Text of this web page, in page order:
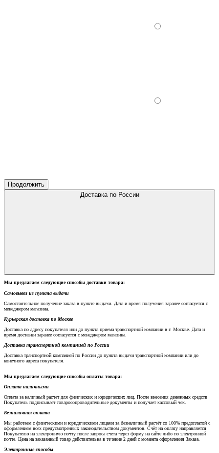
Продолжить
Доставка по России
Мы предлагаем следующие способы доставки товара:
Самовывоз из пункта выдачи
Самостоятельное получение заказа в пункте выдачи. Дата и время получения заранее согласуется с
менеджером магазина.
Курьерская доставка по Москве
Доставка по адресу покупателя или до пункта приема транспортной компании в г. Москве. Дата и
время доставки заранее согласуется с менеджером магазина.
Доставка транспортной компанией по России
Доставка транспортной компанией по России до пункта выдачи транспортной компании или до
конечного адреса покупателя.
Мы предлагаем следующие способы оплаты товара:
Оплата наличными
Оплата за наличный расчет для физических и юридических лиц. После внесения денежных средств
Покупатель подписывает товаросопроводительные документы и получает кассовый чек.
Безналичная оплата
Мы работаем с физическими и юридическими лицами за безналичный расчёт со 100% предоплатой с
оформлением всех предусмотренных законодательством документов. Счёт на оплату направляется
Покупателю на электронную почту после запроса счета через форму на сайте либо по электронной
почте. Цена на заказанный товар действительна в течение 2 дней с момента оформления Заказа.
Электронные способы